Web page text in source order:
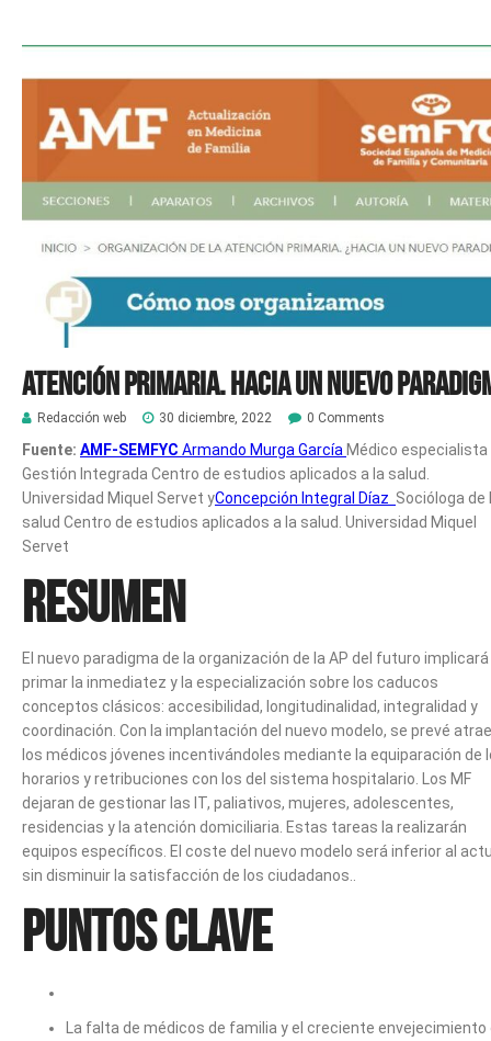
Atención Primaria. Hacia un nuevo
Redacción web 30 diciembre, 2022 0 Comments
Fuente: AMF-SEMFYC Armando Murga García Médico especialista
Gestión Integrada Centro de estudios aplicados a la salud.
Universidad Miquel Servet yConcepción Integral Díaz Socióloga de
salud Centro de estudios aplicados a la salud. Universidad Miquel
Servet
Resumen
El nuevo paradigma de la organización de la AP del futuro implicará
primar la inmediatez y la especialización sobre los caducos
conceptos clásicos: accesibilidad, longitudinalidad, integralidad y
coordinación. Con la implantación del nuevo modelo, se prevé
los médicos jóvenes incentivándoles mediante la equiparación de
horarios y retribuciones con los del sistema hospitalario. Los MF
dejaran de gestionar las IT, paliativos, mujeres, adolescentes,
residencias y la atención domiciliaria. Estas tareas la realizarán
equipos específicos. El coste del nuevo modelo será inferior al
sin disminuir la satisfacción de los ciudadanos..
Puntos clave
La falta de médicos de familia y el creciente envejecimiento